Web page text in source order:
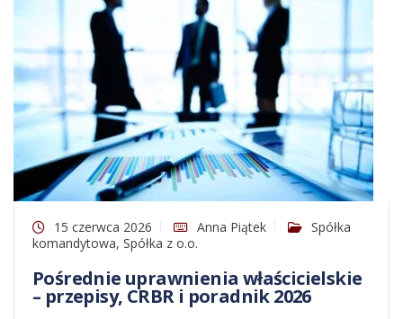
15 czerwca 2026 Anna Piątek
Spółka
komandytowa, Spółka z o.o.
Pośrednie uprawnienia właścicielskie
– przepisy, CRBR i poradnik 2026